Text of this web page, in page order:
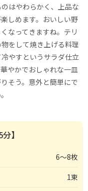
はやわらかく、上品な
しめます。おいしい野
なってきますね。テリ
をして焼き上げる料理
やすというサラダ仕立
やかでおしゃれな一皿
そう。意外と簡単にで
】
6〜8枚
1束